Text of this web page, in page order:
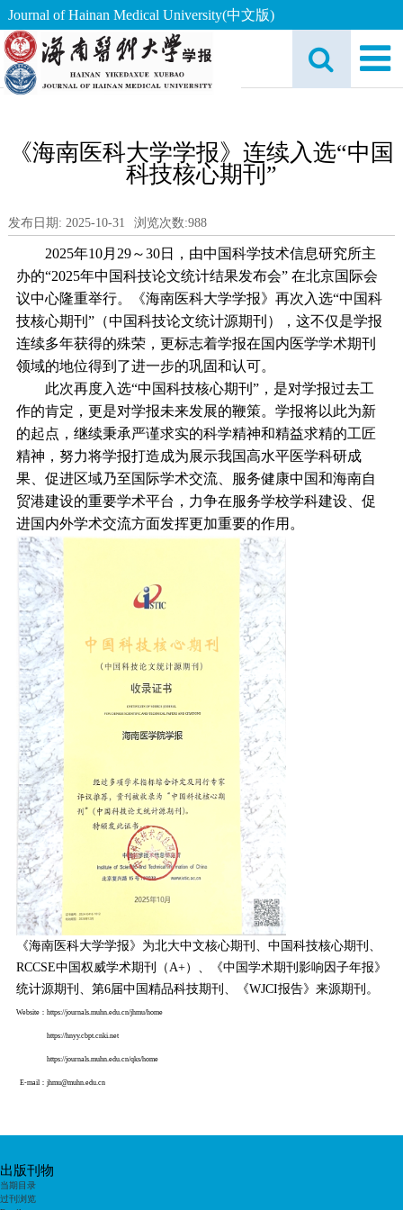
Journal of Hainan Medical University(中文版)
《海南医科大学学报》连续入选“中国
科技核心期刊”
发布日期: 2025-10-31 浏览次数:988
2025年10月 29～30日，由中国科学技术信息研究所主
办的“2025年中国科技论文统计结果发布会” 在北京国际会
议中心隆重举行。《海南医科大学学报》再次入选“中国科
技核心期刊”（中国科技论文统计源期刊），这不仅是学报
连续多年获得的殊荣，更标志着学报在国内医学学术期刊
领域的地位得到了进一步的巩固和认可。
此次再度入选“中国科技核心期刊”，是对学报过去工
作的肯定，更是对学报未来发展的鞭策。学报将以此为新
的起点，继续秉承严谨求实的科学精神和精益求精的工匠
精神，努力将学报打造成为展示我国高水平医学科研成
果、促进区域乃至国际学术交流、服务健康中国和海南自
贸港建设的重要学术平台，力争在服务学校学科建设、促
进国内外学术交流方面发挥更加重要的作用。
《海南医科大学学报》为北大中文核心期刊、中国科技核心期刊、
RCCSE中国权威学术期刊（A+）、《中国学术期刊影响因子年报》
统计源期刊、第6届中国精品科技期刊、《WJCI报告》来源期刊。
Website： https://journals.muhn.edu.cn/jhmu/home
https://hnyy.cbpt.cnki.net
https://journals.muhn.edu.cn/qks/home
E‑mail： jhmu@muhn.edu.cn
出版刊物
当期目录
过刊浏览